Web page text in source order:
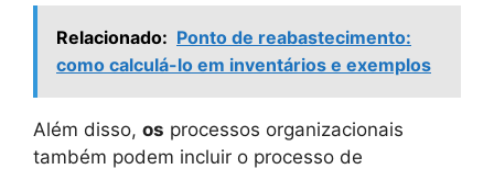
Relacionado: Ponto de reabastecimento:
como calculá-lo em inventários e exemplos
Além disso, os processos organizacionais
também podem incluir o processo de